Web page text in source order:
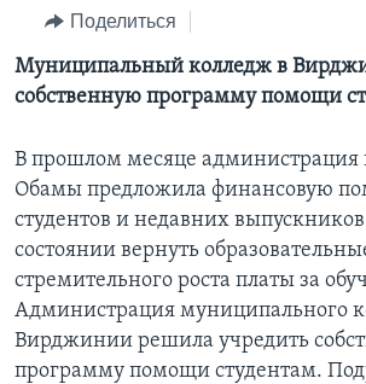
Перейти
поиск
ПОЧЕМУ ЭТО ВАЖНО?
ДИСКУССИЯ VOA
ДЕТАЛИ
АМЕРИКА. БОЛЬШОЕ ПУТЕШЕСТВИЕ
А КАК В АМЕРИКЕ?
АРТЕФАКТЫ
АМЕРИКАНСКИЕ ГОРОДКИ
ФАКТЫ ПРОТИВ ФЕЙКОВ
ЗА СВОБОДУ ПРЕССЫ
УЧИМ АНГЛИЙСКИЙ
ВИДЕО
ПОДПИСКА НА НОВОСТИ
Learning English
СОЦИАЛЬНЫЕ СЕТИ
Поделиться
Муниципальный колледж в
собственную программу помощи
В прошлом месяце администрация
Обамы предложила финансовую
студентов и недавних
состоянии вернуть
стремительного роста платы за
Администрация муниципального
Вирджинии решила учредить
программу помощи студентам.